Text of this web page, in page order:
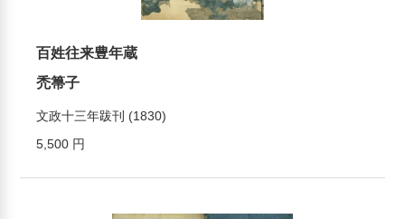
百姓往来豊年蔵
禿箒子
文政十三年跋刊 (1830)
5,500 円